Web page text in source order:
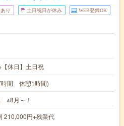
り 土日祝日が休み WEB登録OK
休日】土日祝
時間 休憩1時間)
※8月～！
円+残業代